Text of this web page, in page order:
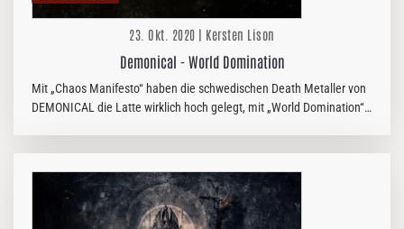
23. Okt. 2020 | Kersten Lison
Demonical - World Domination
Mit „Chaos Manifesto“ haben die schwedischen Death Metaller von
DEMONICAL die Latte wirklich hoch gelegt, mit „World Domination“